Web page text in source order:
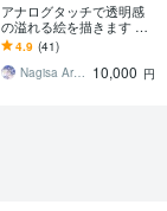
アナログタッチで透明感
の溢れる絵を描きます 水
彩風の質感を活かした、
見応えのある一枚に仕上
げます。
4.9 (41)
Nagisa Artworks 10,000 円